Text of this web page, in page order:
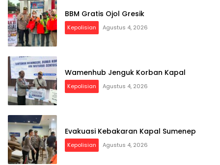
BBM Gratis Ojol Gresik
Kepolisian Agustus 4, 2026
Wamenhub Jenguk Korban Kapal
Kepolisian Agustus 4, 2026
Evakuasi Kebakaran Kapal Sumenep
Kepolisian Agustus 4, 2026